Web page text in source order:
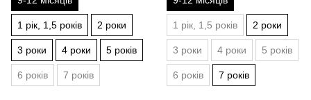
1 рік, 1,5 років 2 роки
3 роки 4 роки 5 років
6 років 7 років
1 рік, 1,5 років 2 роки
3 роки 4 роки 5 років
6 років 7 років